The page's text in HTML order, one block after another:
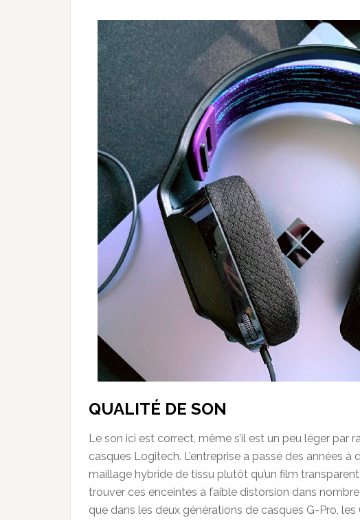
QUALITÉ DE SON
Le son ici est correct, même s’il est un peu léger par
casques Logitech. L’entreprise a passé des années
maillage hybride de tissu plutôt qu’un film
trouver ces enceintes à faible distorsion dans
que dans les deux générations de casques G-Pro,